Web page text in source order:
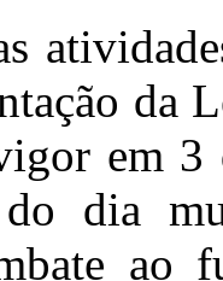
da
em 3
do dia
ao